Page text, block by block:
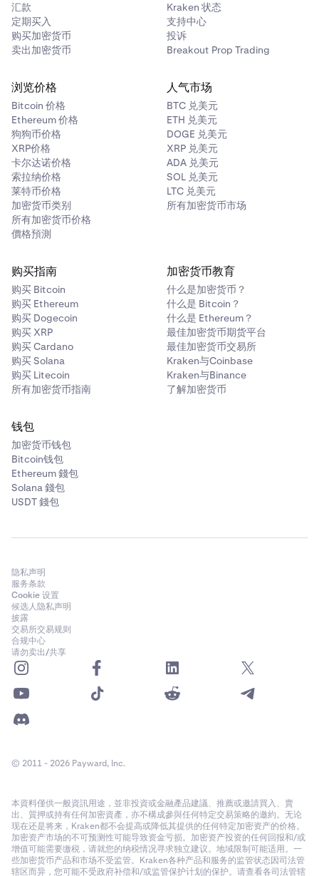
汇款
定期买入
购买加密货币
卖出加密货币
Kraken 状态
支持中心
投诉
Breakout Prop Trading
浏览价格
Bitcoin 价格
Ethereum 价格
狗狗币价格
XRP价格
卡尔达诺价格
索拉纳价格
莱特币价格
加密货币类别
所有加密货币价格
價格預測
人气市场
BTC 兑美元
ETH 兑美元
DOGE 兑美元
XRP 兑美元
ADA 兑美元
SOL 兑美元
LTC 兑美元
所有加密货币市场
购买指南
购买 Bitcoin
购买 Ethereum
购买 Dogecoin
购买 XRP
购买 Cardano
购买 Solana
购买 Litecoin
所有加密货币指南
加密货币教育
什么是加密货币？
什么是 Bitcoin？
什么是 Ethereum？
最佳加密货币期货平台
最佳加密货币交易所
Kraken与Coinbase
Kraken与Binance
了解加密货币
钱包
加密货币钱包
Bitcoin钱包
Ethereum 錢包
Solana 錢包
USDT 錢包
隐私声明
服务条款
Cookie 设置
候选人隐私声明
披露
交易所交易规则
合规中心
请勿卖出/共享
© 2011 - 2026 Payward, Inc.
本資料僅供一般資訊用途，並非投資或金融產品建議、推薦或邀請買入、賣
出、質押或持有任何加密資產，亦不構成參與任何特定交易策略的邀約。无论
现在还是将来，Kraken都不会提高或降低其提供的任何特定加密资产的价格。
加密资产市场的不可预测性可能导致资金亏损。加密资产投资的任何回报和/或
增值可能需要缴税，请就您的纳税情况寻求独立建议。地域限制可能适用。一
些加密货币产品和市场不受监管。Kraken各种产品和服务的监管状态因司法管
辖区而异，您可能不受政府补偿和/或监管保护计划的保护。请查看各司法管辖